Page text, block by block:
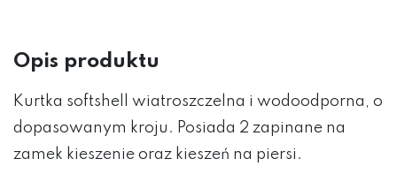
Opis produktu
Kurtka softshell wiatroszczelna i wodoodporna, o
dopasowanym kroju. Posiada 2 zapinane na
zamek kieszenie oraz kieszeń na piersi.